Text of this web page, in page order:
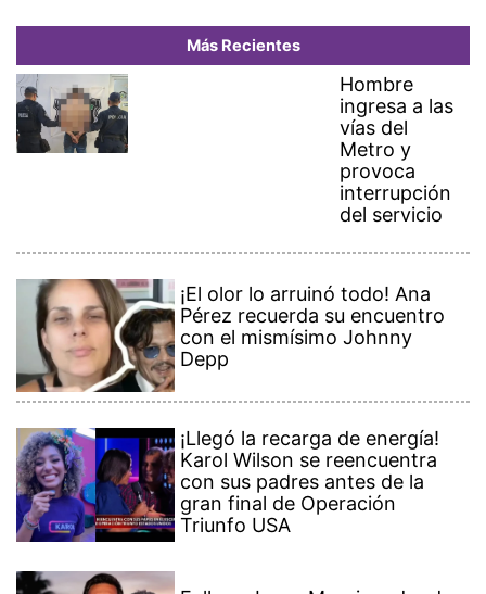
Más Recientes
Hombre
ingresa a las
vías del
Metro y
provoca
interrupción
del servicio
Pérez recuerda su encuentro
con el mismísimo Johnny
Depp
Karol Wilson se reencuentra
con sus padres antes de la
gran final de Operación
Triunfo USA